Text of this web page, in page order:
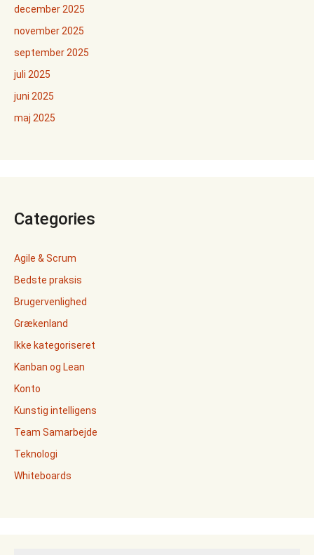
december 2025
november 2025
september 2025
juli 2025
juni 2025
maj 2025
Categories
Agile & Scrum
Bedste praksis
Brugervenlighed
Grækenland
Ikke kategoriseret
Kanban og Lean
Konto
Kunstig intelligens
Team Samarbejde
Teknologi
Whiteboards